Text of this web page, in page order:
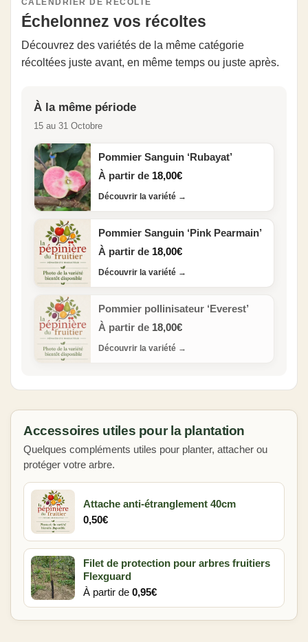
CALENDRIER DE RÉCOLTE
Échelonnez vos récoltes
Découvrez des variétés de la même catégorie
récoltées juste avant, en même temps ou juste après.
À la même période
15 au 31 Octobre
Pommier Sanguin ‘Rubayat’
À partir de 18,00€
Découvrir la variété →
Pommier Sanguin ‘Pink Pearmain’
À partir de 18,00€
Découvrir la variété →
Pommier pollinisateur ‘Everest’
À partir de 18,00€
Découvrir la variété →
Accessoires utiles pour la plantation
Quelques compléments utiles pour planter, attacher ou
protéger votre arbre.
Attache anti-étranglement 40cm
0,50€
Filet de protection pour arbres fruitiers
Flexguard
À partir de 0,95€